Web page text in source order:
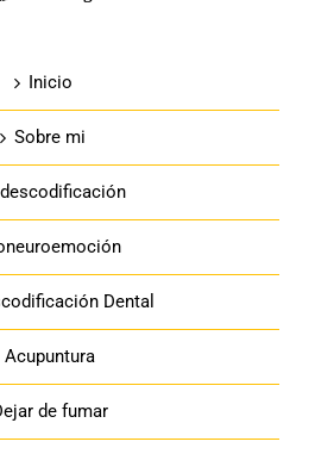
Inicio
Sobre mi
Dental
Acupuntura
de fumar